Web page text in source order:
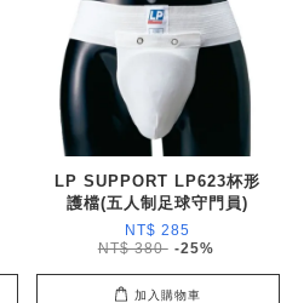
LP SUPPORT LP623杯形
護檔(五人制足球守門員)
NT$ 285
NT$ 380 -25%
加入購物車